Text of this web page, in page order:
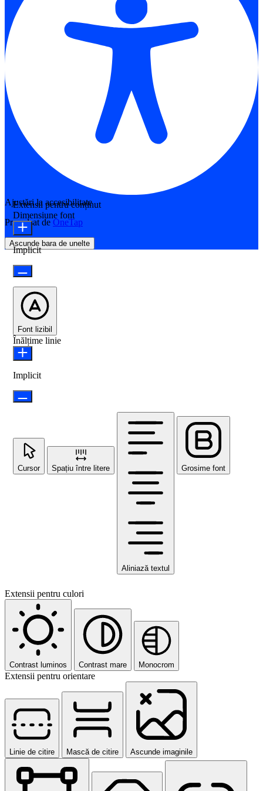
Ajustări la accesibilitate
Propulsat de OneTap
Ascunde bara de unelte
Extensii pentru conținut
Dimensiune font
Implicit
Font lizibil
Înălțime linie
Implicit
Cursor Spațiu între litere
Aliniază textul
Grosime font
Extensii pentru culori
Contrast luminos Contrast mare Monocrom
Extensii pentru orientare
Linie de citire Mască de citire Ascunde imaginile